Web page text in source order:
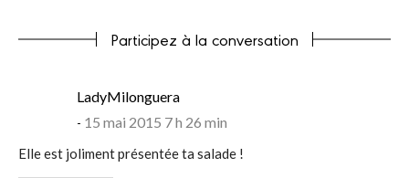
Participez à la conversation
LadyMilonguerasays:
15 mai 2015 7 h 26 min
Elle est joliment présentée ta salade !